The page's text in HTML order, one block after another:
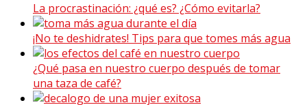
La procrastinación: ¿qué es? ¿Cómo evitarla?
¡No te deshidrates! Tips para que tomes más agua
¿Qué pasa en nuestro cuerpo después de tomar
una taza de café?